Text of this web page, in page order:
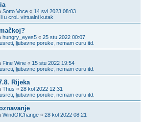
Sotto Voce « 14 svi 2023 08:03
u croL virtualni kutak
hungry_eyes5 « 25 stu 2022 00:07
ljubavne poruke, nemam curu itd.
Fine Wine « 15 stu 2022 19:54
ljubavne poruke, nemam curu itd.
Rijeka
Thus « 28 kol 2022 12:31
ljubavne poruke, nemam curu itd.
WindOfChange « 28 kol 2022 08:21